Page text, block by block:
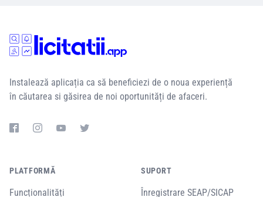
Instalează aplicația ca să beneficiezi de o noua experiență
în căutarea si găsirea de noi oportunități de afaceri.
PLATFORMĂ
Funcționalități
SUPORT
Înregistrare SEAP/SICAP